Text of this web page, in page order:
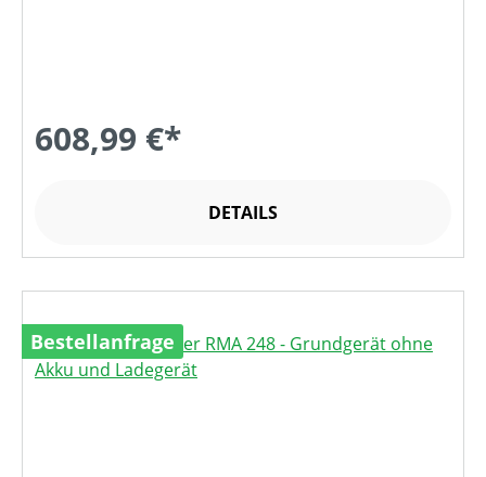
608,99 €*
DETAILS
Bestellanfrage